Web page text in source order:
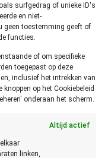
surfgedrag of unieke ID's
en niet-
geen toestemming geeft of
functies.
of om specifieke
toegepast op deze
inclusief het intrekken van
op het Cookiebeleid
onderaan het scherm.
Altijd actief
linken,
producten op
allemaal invloed
pasta. Hieronder vind
granen, rijst en
product om te zien